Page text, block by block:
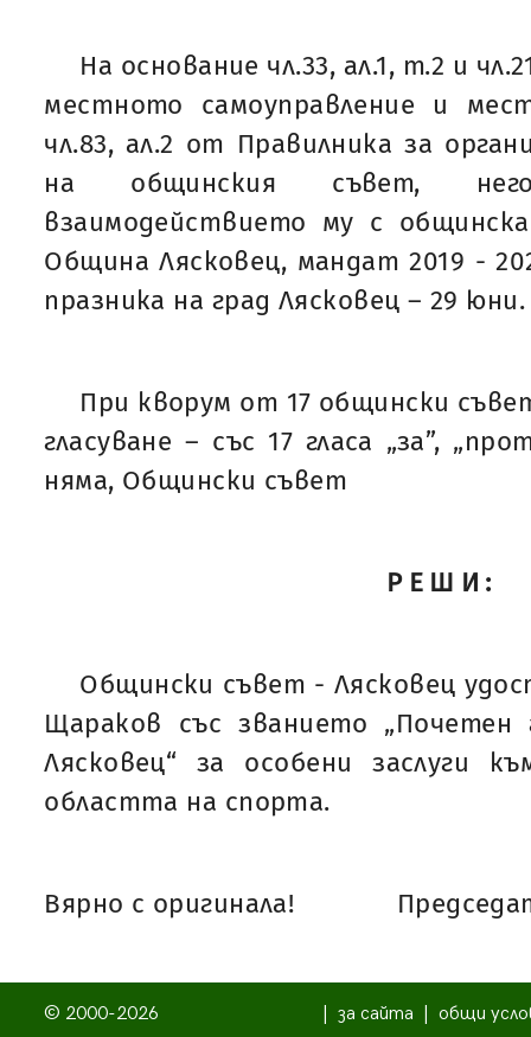
На основание чл.33, ал.1, т.2 и
местното самоуправление и
чл.83, ал.2 от Правилника за
на общинския съвет,
взаимодействието му с
Община Лясковец, мандат 2019 -
празника на град Лясковец – 29 юни.
При кворум от 17 общински
гласуване – със 17 гласа „за”,
няма, Общински съвет
РЕШИ:
Общински съвет - Лясковец
Щараков със званието
Лясковец“ за особени заслуги
областта на спорта.
Вярно с оригинала!
© 2000-2026
за сайта
общи